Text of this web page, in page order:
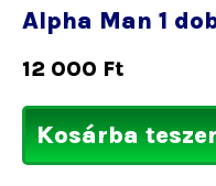
Alpha Man 1
12 000 Ft
Kosárba